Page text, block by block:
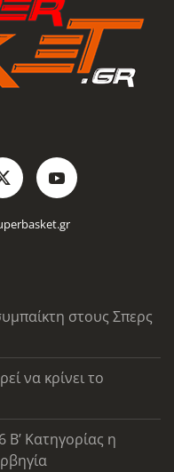
στους Σπερς
να κρίνει το
Β’ Κατηγορίας η